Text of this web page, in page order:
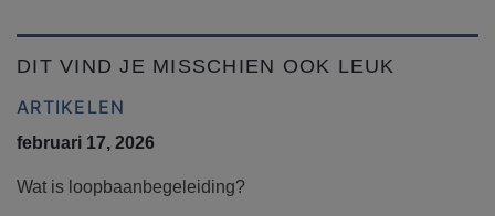
DIT VIND JE MISSCHIEN OOK LEUK
ARTIKELEN
februari 17, 2026
Wat is loopbaanbegeleiding?